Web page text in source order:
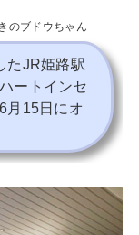
のブドウちゃん
たJR姫路駅
ートインセ
月15日にオ